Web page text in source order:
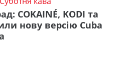
COKAINÉ, KODI та
нову версію Cuba